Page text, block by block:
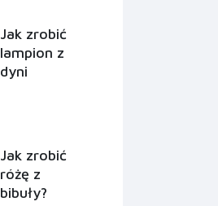
Jak zrobić
lampion z
dyni
Jak zrobić
różę z
bibuły?